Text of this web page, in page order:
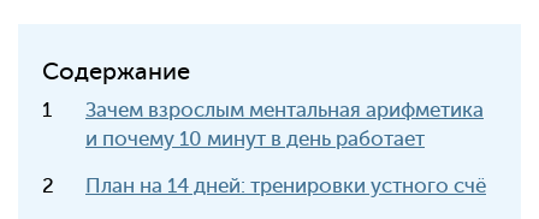
Содержание
Зачем взрослым ментальная арифметика
и почему 10 минут в день работает
План на 14 дней: тренировки устного счё